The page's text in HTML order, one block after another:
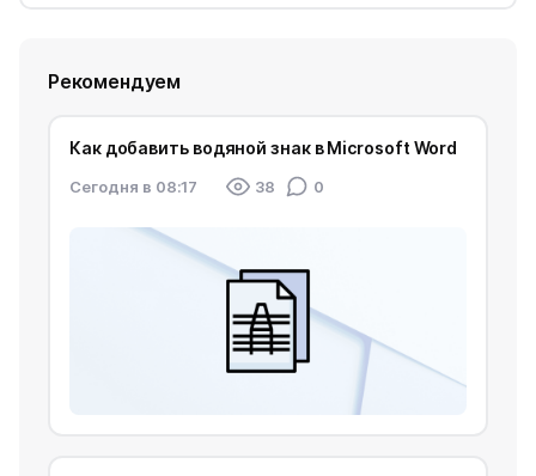
Рекомендуем
Как добавить водяной знак в Microsoft Word
Cегодня в 08:17 38 0